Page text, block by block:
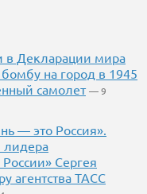
в Декларации мира
на город в 1945
самолет — 9
— это Россия».
Сергея
агентства ТАСС